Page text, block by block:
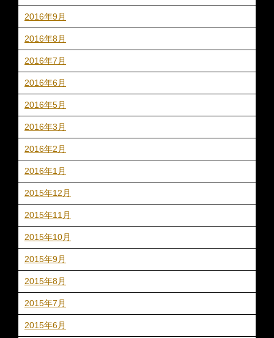
2016年9月
2016年8月
2016年7月
2016年6月
2016年5月
2016年3月
2016年2月
2016年1月
2015年12月
2015年11月
2015年10月
2015年9月
2015年8月
2015年7月
2015年6月